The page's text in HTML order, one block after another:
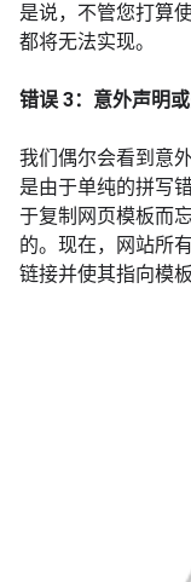
是说，不管您打算
都将无法实现。
错误 3：意外声明
我们偶尔会看到意
是由于单纯的拼写
于复制网页模板而
的。现在，网站所
链接并使其指向模